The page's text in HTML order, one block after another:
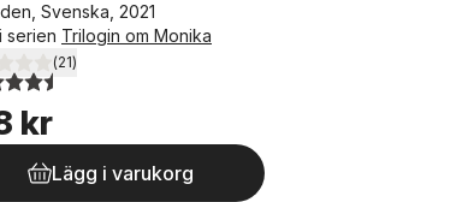
Svenska, 2021
serien Trilogin om Monika
5 stjärnor. Totalt antal röster:
(21)
kr
Lägg i varukorg